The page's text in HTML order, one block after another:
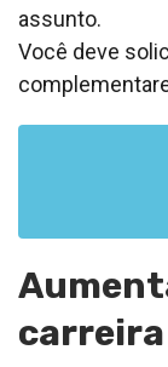
assunto.
Você deve
carreira